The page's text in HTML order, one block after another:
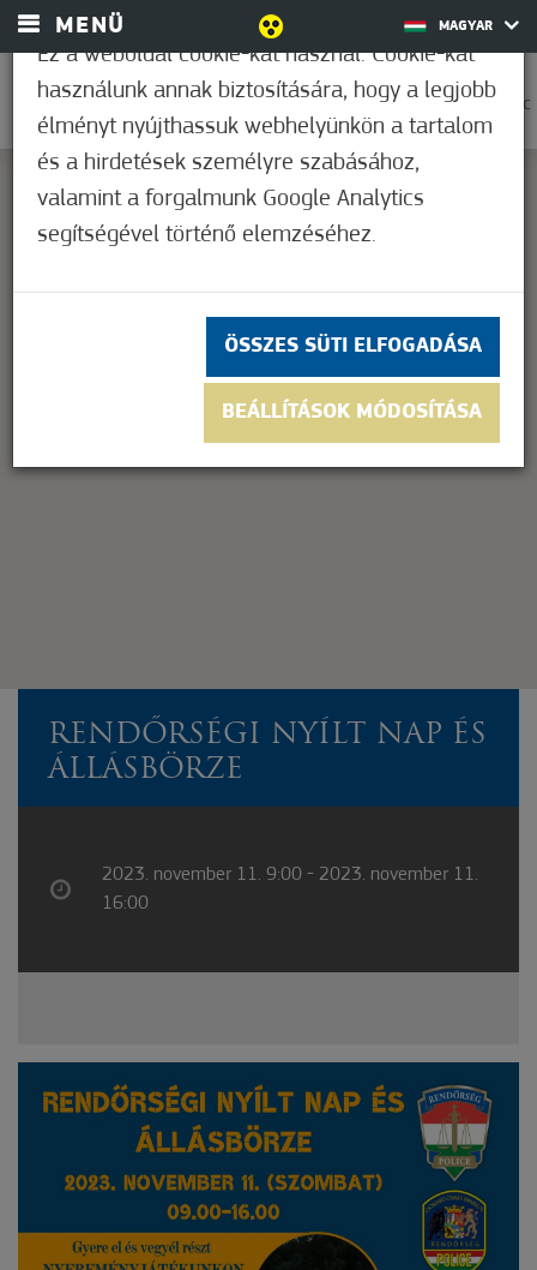
MENÜ MAGYAR
0
22,2°C
This page can't load Google Maps correctly.
Do you own this website? OK
RENDŐRSÉGI NYÍLT NAP ÉS
ÁLLÁSBÖRZE
2023. november 11. 9:00 - 2023. november 11.
16:00
Ez a weboldal cookie-kat használ. Cookie-kat
használunk annak biztosítására, hogy a legjobb
élményt nyújthassuk webhelyünkön a tartalom
és a hirdetések személyre szabásához,
valamint a forgalmunk Google Analytics
segítségével történő elemzéséhez.
ÖSSZES SÜTI ELFOGADÁSA
BEÁLLÍTÁSOK MÓDOSÍTÁSA